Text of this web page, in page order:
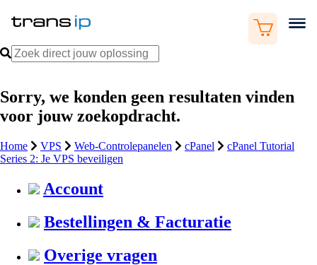
Sorry, we konden geen resultaten vinden
voor jouw zoekopdracht.
Home VPS Web-Controlepanelen cPanel
cPanel Tutorial
Series 2: Je VPS beveiligen
Account
Bestellingen & Facturatie
Overige vragen